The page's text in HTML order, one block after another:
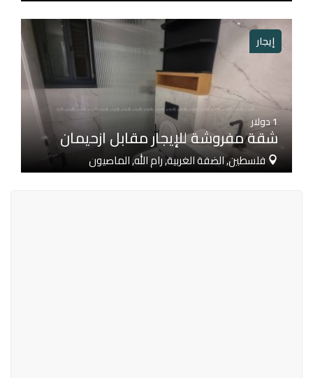
إيجار
1دولار
شقة مفروشة للإيجار مقابل ازحيمان
فلسطين, الضفة الغربية, رام الله, الماصيون